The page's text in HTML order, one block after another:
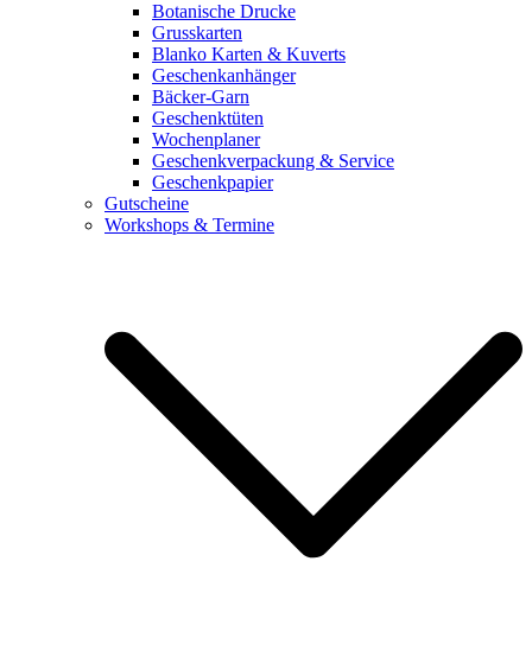
Botanische Drucke
Grusskarten
Blanko Karten & Kuverts
Geschenkanhänger
Bäcker-Garn
Geschenktüten
Wochenplaner
Geschenkverpackung & Service
Geschenkpapier
Gutscheine
Workshops & Termine